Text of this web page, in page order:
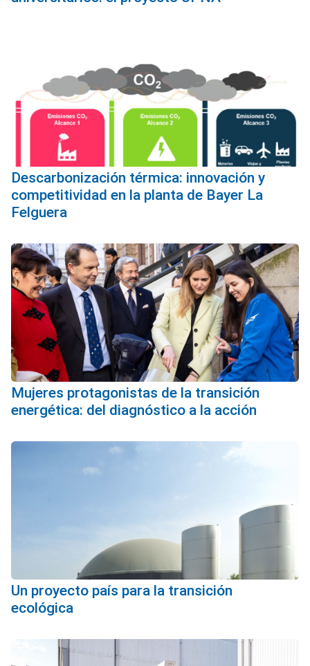
Descarbonización térmica: innovación y
competitividad en la planta de Bayer La
Felguera
Mujeres protagonistas de la transición
energética: del diagnóstico a la acción
Un proyecto país para la transición
ecológica